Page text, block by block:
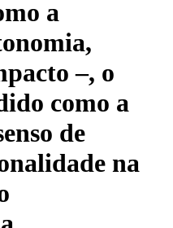
a
–, o
como a
de
na